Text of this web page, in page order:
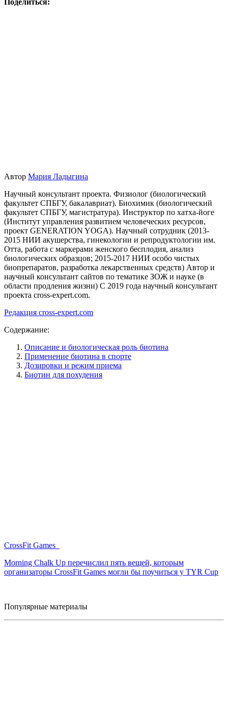
Поделиться:
Автор Мария Ладыгина
Научный консультант проекта. Физиолог (биологический
факультет СПБГУ, бакалавриат). Биохимик (биологический
факультет СПБГУ, магистратура). Инструктор по хатха-йоге
(Институт управления развитием человеческих ресурсов,
проект GENERATION YOGA). Научный сотрудник (2013-
2015 НИИ акушерства, гинекологии и репродуктологии им.
Отта, работа с маркерами женского бесплодия, анализ
биологических образцов; 2015-2017 НИИ особо чистых
биопрепаратов, разработка лекарственных средств) Автор и
научный консультант сайтов по тематике ЗОЖ и науке (в
области продления жизни) C 2019 года научный консультант
проекта cross-expert.com.
Редакция cross-expert.com
Содержание:
Описание и биологическая роль биотина
Применение биотина в спорте
Дозировки и режим приема
Биотин для похудения
CrossFit Games
Morning Chalk Up перечислил пять вещей, которым
организаторы CrossFit Games могли бы поучиться у TYR Cup
Популярные материалы